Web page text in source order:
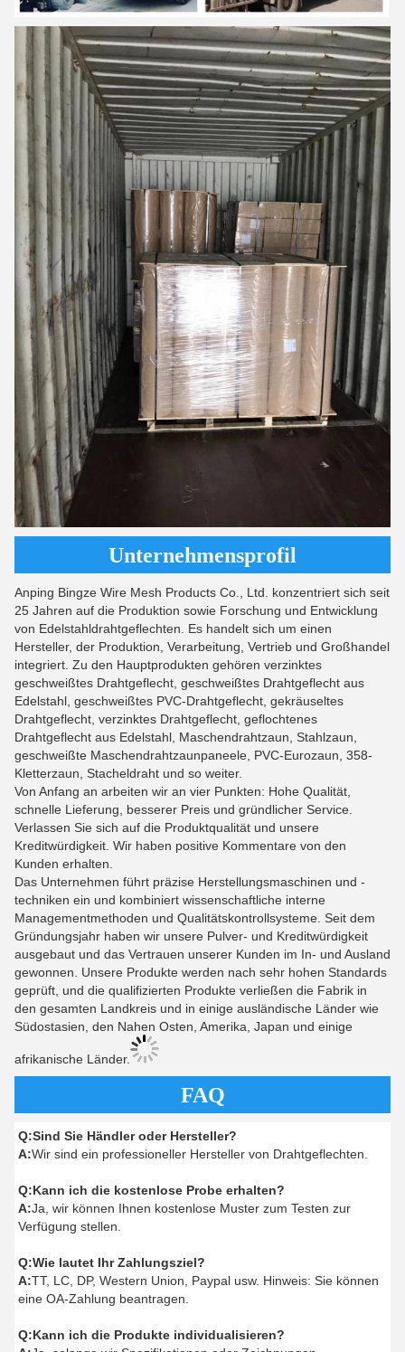
Unternehmensprofil
Anping Bingze Wire Mesh Products Co., Ltd. konzentriert sich seit
25 Jahren auf die Produktion sowie Forschung und Entwicklung
von Edelstahldrahtgeflechten. Es handelt sich um einen
Hersteller, der Produktion, Verarbeitung, Vertrieb und Großhandel
integriert. Zu den Hauptprodukten gehören verzinktes
geschweißtes Drahtgeflecht, geschweißtes Drahtgeflecht aus
Edelstahl, geschweißtes PVC-Drahtgeflecht, gekräuseltes
Drahtgeflecht, verzinktes Drahtgeflecht, geflochtenes
Drahtgeflecht aus Edelstahl, Maschendrahtzaun, Stahlzaun,
geschweißte Maschendrahtzaunpaneele, PVC-Eurozaun, 358-
Kletterzaun, Stacheldraht und so weiter.
Von Anfang an arbeiten wir an vier Punkten: Hohe Qualität,
schnelle Lieferung, besserer Preis und gründlicher Service.
Verlassen Sie sich auf die Produktqualität und unsere
Kreditwürdigkeit. Wir haben positive Kommentare von den
Kunden erhalten.
Das Unternehmen führt präzise Herstellungsmaschinen und -
techniken ein und kombiniert wissenschaftliche interne
Managementmethoden und Qualitätskontrollsysteme. Seit dem
Gründungsjahr haben wir unsere Pulver- und Kreditwürdigkeit
ausgebaut und das Vertrauen unserer Kunden im In- und Ausland
gewonnen. Unsere Produkte werden nach sehr hohen Standards
geprüft, und die qualifizierten Produkte verließen die Fabrik in
den gesamten Landkreis und in einige ausländische Länder wie
Südostasien, den Nahen Osten, Amerika, Japan und einige
afrikanische Länder.
FAQ
Q:Sind Sie Händler oder Hersteller?
A:Wir sind ein professioneller Hersteller von Drahtgeflechten.
Q:Kann ich die kostenlose Probe erhalten?
A:Ja, wir können Ihnen kostenlose Muster zum Testen zur
Verfügung stellen.
Q:Wie lautet Ihr Zahlungsziel?
A:TT, LC, DP, Western Union, Paypal usw. Hinweis: Sie können
eine OA-Zahlung beantragen.
Q:Kann ich die Produkte individualisieren?